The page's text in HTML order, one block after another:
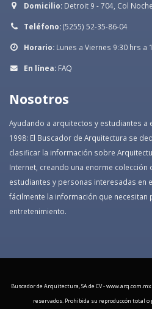
Domicilio: Detroit 9 - 704, Col
Teléfono:(5255) 52-35-86-04
Horario: Lunes a Viernes 9:30 hrs a
En línea: FAQ
Nosotros
Ayudando a arquitectos y estudiantes
1998: El Buscador de Arquitectura se
clasificar la información sobre
Internet, creando una enorme colección
estudiantes y personas interesadas en
fácilmente la información que necesitan
entretenimiento.
Buscador de Arquitectura, SA de CV -
reservados. Prohibida su reproduccón total